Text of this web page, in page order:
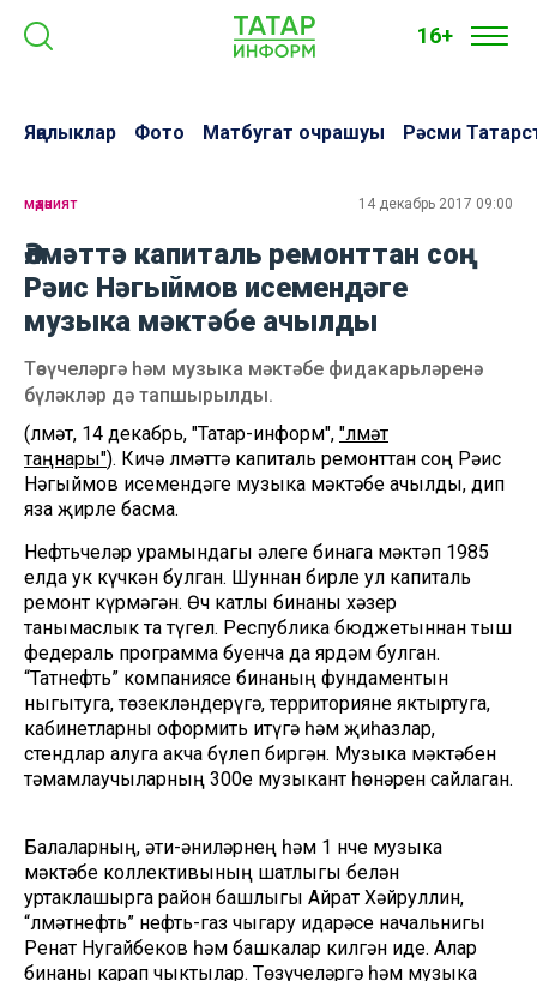
16+
Яңалыклар Фото Матбугат очрашуы Рәсми
мәдәният 14 декабрь 2017 09:00
Әлмәттә капиталь ремонттан соң
Рәис Нәгыймов исемендәге
музыка мәктәбе ачылды
Төзүчеләргә һәм музыка мәктәбе фидакарьләренә
бүләкләр дә тапшырылды.
(Әлмәт, 14 декабрь, "Татар-информ", "Әлмәт
таңнары"). Кичә Әлмәттә капиталь ремонттан соң Рәис
Нәгыймов исемендәге музыка мәктәбе ачылды, дип
яза җирле басма.
Нефтьчеләр урамындагы әлеге бинага мәктәп 1985
елда ук күчкән булган. Шуннан бирле ул капиталь
ремонт күрмәгән. Өч катлы бинаны хәзер
танымаслык та түгел. Республика бюджетыннан тыш
федераль программа буенча да ярдәм булган.
“Татнефть” компаниясе бинаның фундаментын
ныгытуга, төзекләндерүгә, территорияне яктыртуга,
кабинетларны оформить итүгә һәм җиһазлар,
стендлар алуга акча бүлеп биргән. Музыка мәктәбен
тәмамлаучыларның 300е музыкант һөнәрен сайлаган.
Балаларның, әти-әниләрнең һәм 1 нче музыка
мәктәбе коллективының шатлыгы белән
уртаклашырга район башлыгы Айрат Хәйруллин,
“Әлмәтнефть” нефть-газ чыгару идарәсе начальнигы
Ренат Нугайбеков һәм башкалар килгән иде. Алар
бинаны карап чыктылар. Төзүчеләргә һәм музыка